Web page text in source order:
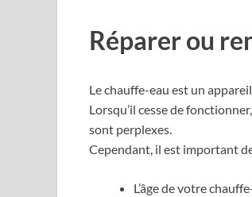
Réparer ou
Le chauffe-eau est un
Lorsqu’il cesse de
sont perplexes.
Cependant, il est important
L’âge de votre